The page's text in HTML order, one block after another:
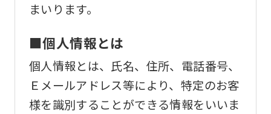
まいります。
■個人情報とは
個人情報とは、氏名、住所、電話番号、
Ｅメールアドレス等により、特定のお客
様を識別することができる情報をいいま